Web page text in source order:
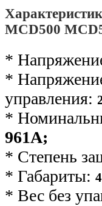
MCD500
*
*
управления:
*
961А;
* Степень
* Габариты:
* Вес без